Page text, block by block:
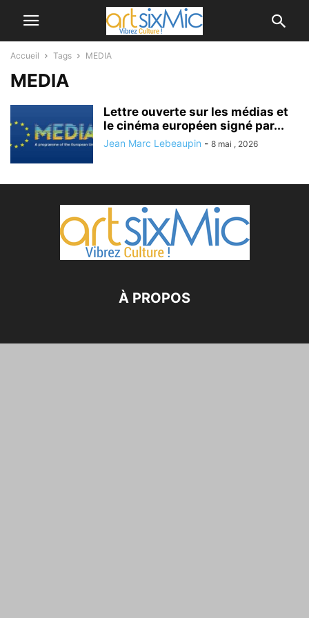
Accueil Tags MEDIA
MEDIA
Lettre ouverte sur les médias et
le cinéma européen signé par...
Jean Marc Lebeaupin - 8 mai , 2026
À PROPOS